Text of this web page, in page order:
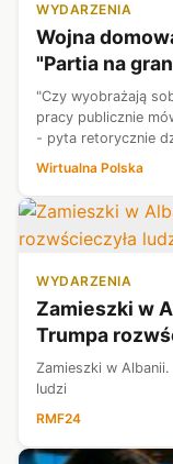
WYDARZENIA
Wojna
"Partia na
"Czy wyobrażają
pracy publicznie
- pyta retorycznie
Wróblewski,
Wirtualna Polska
WYDARZENIA
Zamieszki w
Trumpa
Zamieszki w
ludzi
RMF24